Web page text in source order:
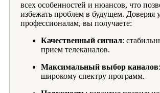
всех особенностей и нюансов, что
избежать проблем в будущем. Доверяя
профессионалам, вы получаете:
Качественный сигнал:
прием телеканалов.
Максимальный выбор каналов
широкому спектру программ.